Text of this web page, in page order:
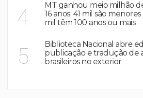
4
MT ganhou meio milhão
16 anos; 41 mil são
mil têm 100 anos ou mais
5
Biblioteca Nacional abre
publicação e tradução de
brasileiros no exterior